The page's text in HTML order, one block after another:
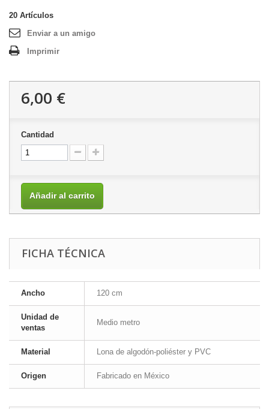
20 Artículos
Enviar a un amigo
Imprimir
6,00 €
Cantidad
Añadir al carrito
FICHA TÉCNICA
Ancho 120 cm
Unidad de
ventas
Medio metro
Material Lona de algodón-poliéster y PVC
Origen Fabricado en México